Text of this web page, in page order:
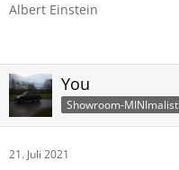
Albert Einstein
You
Showroom-MINImalist
21. Juli 2021